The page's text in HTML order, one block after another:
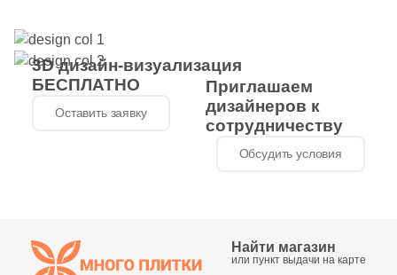
3D дизайн-визуализация
БЕСПЛАТНО
Оставить заявку
Приглашаем
дизайнеров к
сотрудничеству
Обсудить условия
Найти магазин
или пункт выдачи на карте